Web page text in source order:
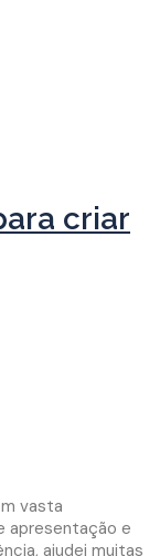
criar
vasta
apresentação e
ajudei muitas